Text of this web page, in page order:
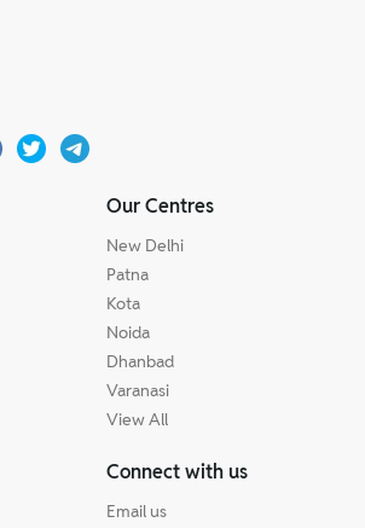
Our Centres
New Delhi
Patna
Kota
Noida
Dhanbad
Varanasi
View All
Connect with us
Email us